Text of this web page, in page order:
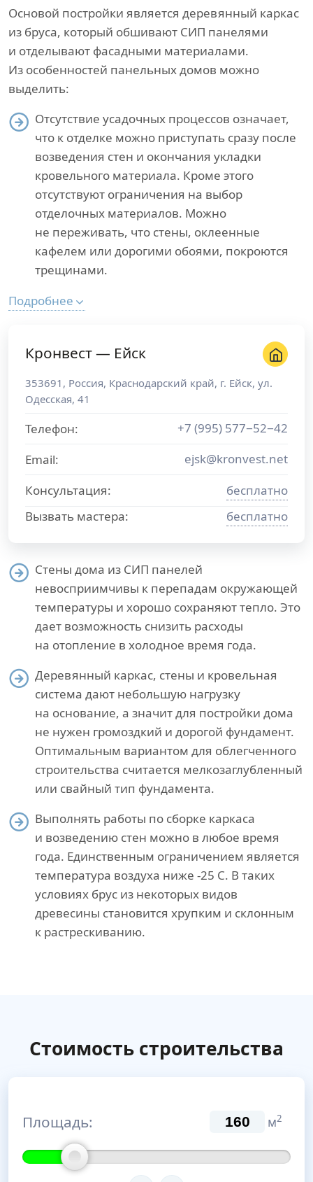
Основой постройки является деревянный каркас
из бруса, который обшивают СИП панелями
и отделывают фасадными материалами.
Из особенностей панельных домов можно
выделить:
Отсутствие усадочных процессов означает,
что к отделке можно приступать сразу после
возведения стен и окончания укладки
кровельного материала. Кроме этого
отсутствуют ограничения на выбор
отделочных материалов. Можно
не переживать, что стены, оклеенные
кафелем или дорогими обоями, покроются
трещинами.
Подробнее
Кронвест — Ейск
353691 , Россия, Краснодарский край, г. Ейск, ул.
Одесская, 41
Телефон:
+7 (995) 577−52−42
Email:
ejsk@kronvest.net
Консультация:
бесплатно
Вызвать мастера:
бесплатно
Стены дома из СИП панелей
невосприимчивы к перепадам окружающей
температуры и хорошо сохраняют тепло. Это
дает возможность снизить расходы
на отопление в холодное время года.
Деревянный каркас, стены и кровельная
система дают небольшую нагрузку
на основание, а значит для постройки дома
не нужен громоздкий и дорогой фундамент.
Оптимальным вариантом для облегченного
строительства считается мелкозаглубленный
или свайный тип фундамента.
Выполнять работы по сборке каркаса
и возведению стен можно в любое время
года. Единственным ограничением является
температура воздуха ниже -25 С. В таких
условиях брус из некоторых видов
древесины становится хрупким и склонным
к растрескиванию.
Стоимость строительства
Площадь: м2